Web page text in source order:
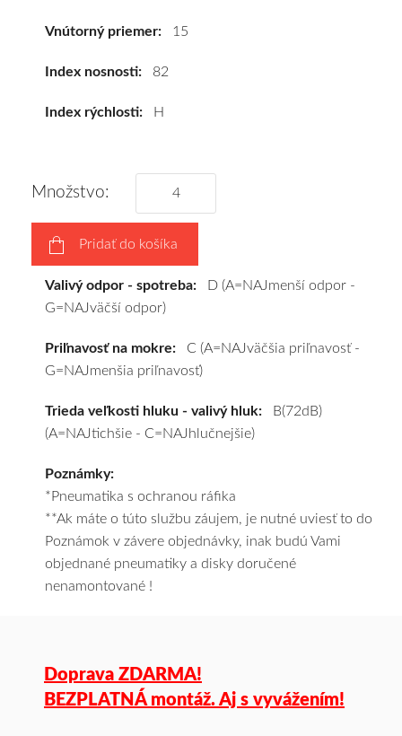
obujeme
disky
pošleme
zadarmo.
Vnútorný priemer: 15
Index nosnosti: 82
Index rýchlosti: H
Množstvo:
Pridať do košíka
Valivý odpor - spotreba: D (A=NAJmenší odpor -
G=NAJväčší odpor)
Priľnavosť na mokre: C (A=NAJväčšia priľnavosť -
G=NAJmenšia priľnavosť)
Trieda veľkosti hluku - valivý hluk: B(72dB)
(A=NAJtichšie - C=NAJhlučnejšie)
Poznámky:
*Pneumatika s ochranou ráfika
**Ak máte o túto službu záujem, je nutné uviesť to do
Poznámok v závere objednávky, inak budú Vami
objednané pneumatiky a disky doručené
nenamontované !
Doprava ZDARMA!
BEZPLATNÁ montáž. Aj s vyvážením!